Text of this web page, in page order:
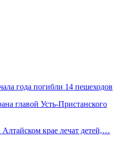
года погибли 14 пешеходов
главой Усть-Пристанского
крае лечат детей,…